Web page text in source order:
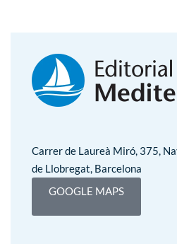
Carrer de Laureà Miró, 375,
de Llobregat, Barcelona
GOOGLE MAPS